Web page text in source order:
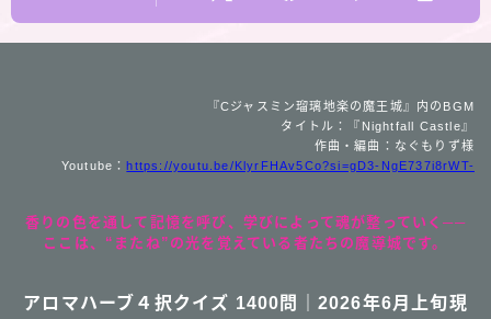
『Cジャスミン瑠璃地楽の魔王城』内のBGM
タイトル：『Nightfall Castle』
作曲・編曲：なぐもりず様
Youtube：https://youtu.be/KlyrFHAv5Co?si=gD3-NgE737i8rWT-
香りの色を通して記憶を呼び、学びによって魂が整っていく──
ここは、“またね”の光を覚えている者たちの魔導城です。
アロマハーブ４択クイズ 1400問｜2026年6月上旬現